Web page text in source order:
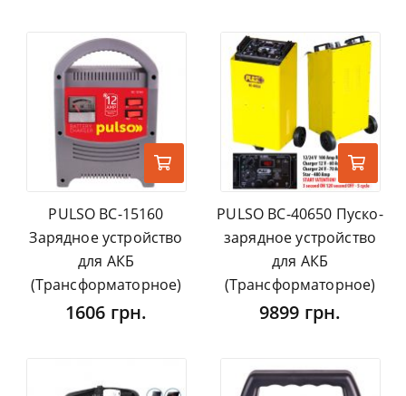
PULSO BC-15160
Зарядное устройство
для АКБ
(Трансформаторное)
1606 грн.
PULSO BC-40650 Пуско-
зарядное устройство
для АКБ
(Трансформаторное)
9899 грн.